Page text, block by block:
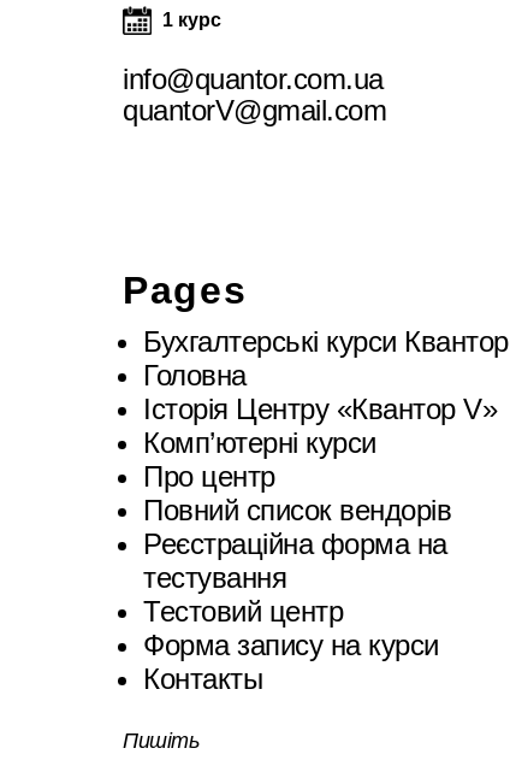
1 курс
info@quantor.com.ua
quantorV@gmail.com
Pages
Бухгалтерські курси Квантор
Головна
Історія Центру «Квантор V»
Комп’ютерні курси
Про центр
Повний список вендорів
Реєстраційна форма на
тестування
Тестовий центр
Форма запису на курси
Контакты
Пишіть